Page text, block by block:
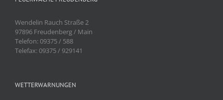
Wendelin Rauch Straße 2
97896 Freudenberg / Main
Telefon: 09375 / 588
Telefax: 09375 / 929141
WETTERWARNUNGEN